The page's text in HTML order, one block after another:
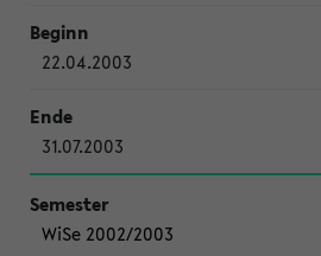
22.04.2003
31.07.2003
WiSe 2002/2003